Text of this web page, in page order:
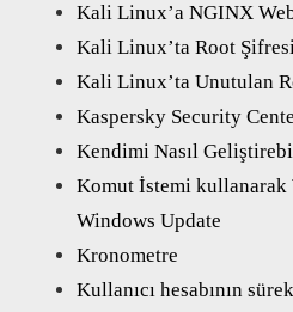
Kali Linux’a NGINX
Kali Linux’ta Root
Kali Linux’ta Unutulan
Kaspersky Security
Kendimi Nasıl
Komut İstemi kullanarak
Windows Update
Kronometre
Kullanıcı hesabının